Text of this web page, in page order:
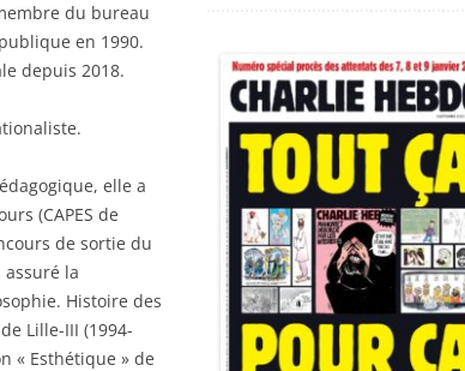
du bureau
en 1990.
depuis 2018.
elle a
(CAPES de
de sortie du
assuré la
Histoire des
Lille-III (1994-
« Esthétique » de